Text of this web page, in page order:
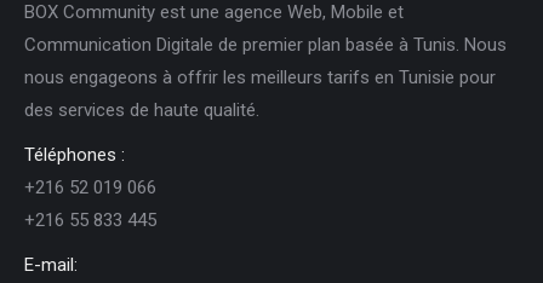
BOX Community est une agence Web, Mobile et
Communication Digitale de premier plan basée à Tunis. Nous
nous engageons à offrir les meilleurs tarifs en Tunisie pour
des services de haute qualité.
Téléphones :
+216 52 019 066
+216 55 833 445
E-mail: